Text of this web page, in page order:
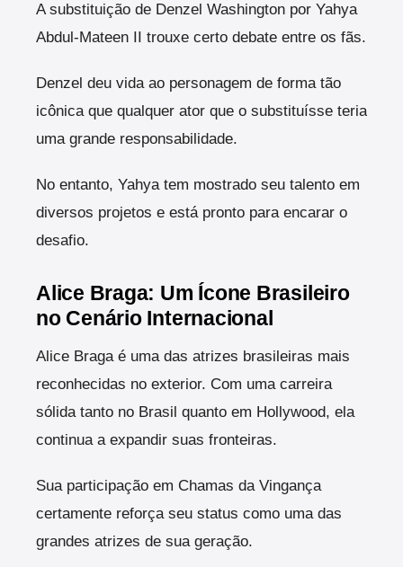
A substituição de Denzel Washington por Yahya
Abdul-Mateen II trouxe certo debate entre os fãs.
Denzel deu vida ao personagem de forma tão
icônica que qualquer ator que o substituísse teria
uma grande responsabilidade.
No entanto, Yahya tem mostrado seu talento em
diversos projetos e está pronto para encarar o
desafio.
Alice Braga: Um Ícone Brasileiro
no Cenário Internacional
Alice Braga é uma das atrizes brasileiras mais
reconhecidas no exterior. Com uma carreira
sólida tanto no Brasil quanto em Hollywood, ela
continua a expandir suas fronteiras.
Sua participação em Chamas da Vingança
certamente reforça seu status como uma das
grandes atrizes de sua geração.